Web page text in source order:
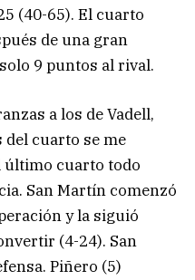
(40-65). El cuarto
de una gran
9 puntos al rival.
a los de Vadell,
cuarto se me
último cuarto todo
San Martín comenzó
y la siguió
(4-24). San
Piñero (5)